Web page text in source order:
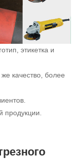
этикетка и
качество, более
продукции.